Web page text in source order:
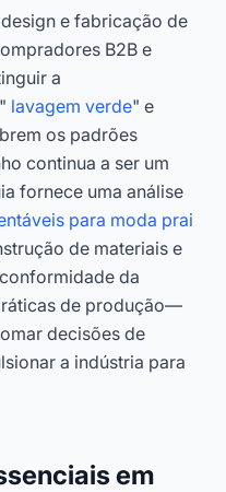
e fabricação de
B2B e
a
lavagem verde" e
os padrões
continua a ser um
fornece uma análise
para moda prai
de materiais e
da
de produção—
decisões de
a indústria para
em